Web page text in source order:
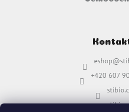
eshop@
+420 607